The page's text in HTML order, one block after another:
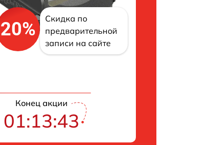
20%
Скидка по
предварительной
записи на сайте
Конец акции
01:13:42